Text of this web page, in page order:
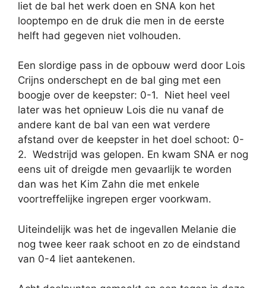
liet de bal het werk doen en SNA kon het
looptempo en de druk die men in de eerste
helft had gegeven niet volhouden.
Een slordige pass in de opbouw werd door Lois
Crijns onderschept en de bal ging met een
boogje over de keepster: 0-1. Niet heel veel
later was het opnieuw Lois die nu vanaf de
andere kant de bal van een wat verdere
afstand over de keepster in het doel schoot: 0-
2. Wedstrijd was gelopen. En kwam SNA er nog
eens uit of dreigde men gevaarlijk te worden
dan was het Kim Zahn die met enkele
voortreffelijke ingrepen erger voorkwam.
Uiteindelijk was het de ingevallen Melanie die
nog twee keer raak schoot en zo de eindstand
van 0-4 liet aantekenen.